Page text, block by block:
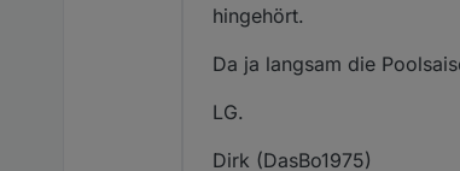
hingehört.
Da ja langsam die
LG.
Dirk (DasBo1975)